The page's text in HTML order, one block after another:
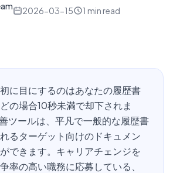
2026-03-15 1 min read
に目にするのはあなたの履歴書
の場合10秒未満で却下されま
ツールは、平凡で一般的な履歴書
るターゲット向けのドキュメン
できます。キャリアチェンジを
率の高い職務に応募している、